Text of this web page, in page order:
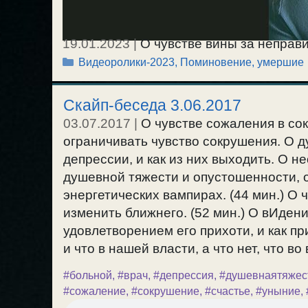
19.01.2023|О чувстве вины за
родственника, — о раскаянии в этом,
при воспоминаниях этой своей вины? /
Рубрики
Видеоролики-2023, Поминовение, умершие
Скайп-беседа 3.06.2017
03.07.2017
О чувстве сожаления в
ограничивать чувство сокрушения. О
депрессии, и как из них выходить. О
душевной тяжести и опустошенности,
энергетических вампирах. (44 мин.) О
изменить ближнего. (52 мин.) О
удовлетворением его прихоти, и как
и что в нашей власти, а что нет, что
#больной, #врач, #депрессия,
#сожаление, #сокрушение, #счастье, #уныние,